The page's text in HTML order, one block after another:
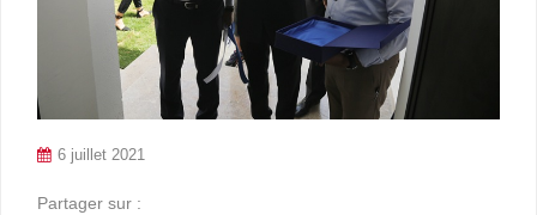
6 juillet 2021
Partager sur :